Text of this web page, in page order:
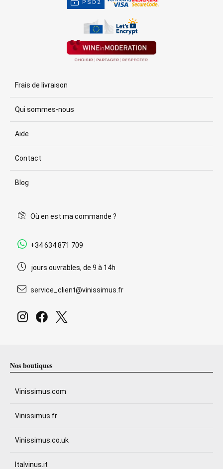
PSD2
Frais de livraison
Qui sommes-nous
Aide
Contact
Blog
Où en est ma commande ?
+34 634 871 709
jours ouvrables, de 9 à 14h
service_client@vinissimus.fr
Nos boutiques
Vinissimus.com
Vinissimus.fr
Vinissimus.co.uk
Italvinus.it